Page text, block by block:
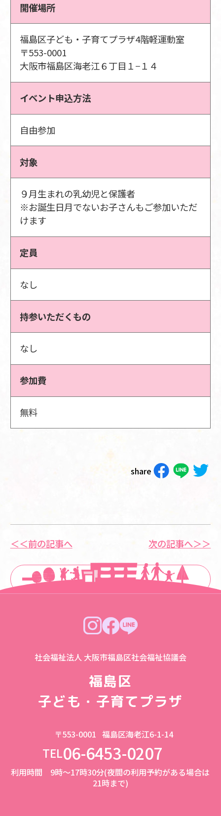
開催場所
福島区子ども・子育てプラザ4階軽運動室
〒553-0001
大阪市福島区海老江６丁目１−１４
イベント申込方法
自由参加
対象
９月生まれの乳幼児と保護者
※お誕生日月でないお子さんもご参加いただ
けます
定員
なし
持参いただくもの
なし
参加費
無料
share
＜＜前の記事へ
一覧に戻る
次の記事へ＞＞
社会福祉法人 大阪市福島区社会福祉協議会
福島区
子ども・子育てプラザ
〒553-0001 福島区海老江6-1-14
TEL06-6453-0207
利用時間 9時～17時30分(夜間の利用予約がある場合は
21時まで)